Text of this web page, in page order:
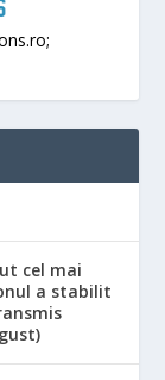
cel mai
a stabilit